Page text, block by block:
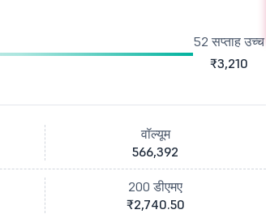
52 सप्ताह उच्च
₹3,210
वॉल्यूम
566,392
200 डीएमए
₹2,740.50